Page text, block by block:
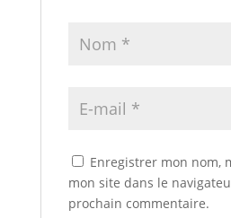
Enregistrer mon nom,
mon site dans le
prochain commentaire.